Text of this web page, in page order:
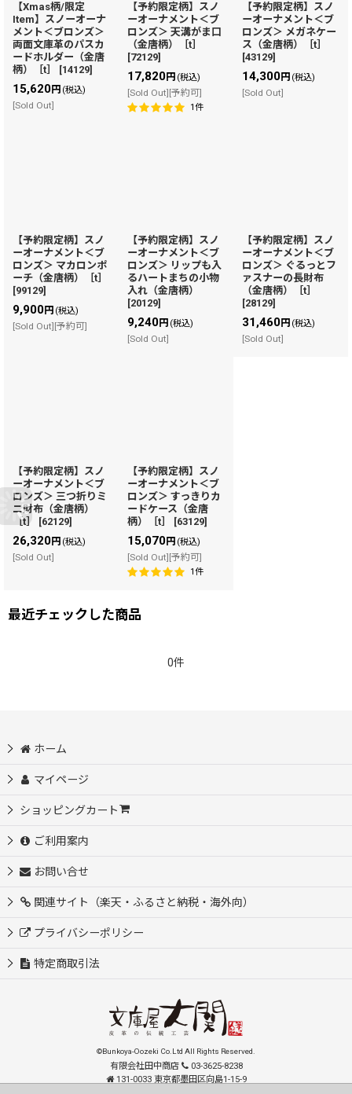
絞り込む
【Xmas柄/限定
Item】スノーオーナ
メント＜ブロンズ＞
両面文庫革のパスカ
ードホルダー（金唐
柄）［t］
[14129]
15,620円 (税込)
[Sold Out]
【予約限定柄】スノ
ーオーナメント＜ブ
ロンズ＞ 天溝がま口
（金唐柄）［t］
[72129]
17,820円 (税込)
[Sold Out][予約可]
1件
【予約限定柄】スノ
ーオーナメント＜ブ
ロンズ＞ メガネケー
ス（金唐柄）［t］
[43129]
14,300円 (税込)
[Sold Out]
【予約限定柄】スノ
ーオーナメント＜ブ
ロンズ＞ マカロンポ
ーチ（金唐柄）［t］
[99129]
9,900円 (税込)
[Sold Out][予約可]
【予約限定柄】スノ
ーオーナメント＜ブ
ロンズ＞ リップも入
るハートまちの小物
入れ（金唐柄）
[20129]
9,240円 (税込)
[Sold Out]
【予約限定柄】スノ
ーオーナメント＜ブ
ロンズ＞ ぐるっとフ
ァスナーの長財布
（金唐柄）［t］
[28129]
31,460円 (税込)
[Sold Out]
【予約限定柄】スノ
ーオーナメント＜ブ
ロンズ＞ 三つ折りミ
ニ財布（金唐柄）
［t］
[62129]
26,320円 (税込)
[Sold Out]
【予約限定柄】スノ
ーオーナメント＜ブ
ロンズ＞ すっきりカ
ードケース（金唐
柄）［t］
[63129]
15,070円 (税込)
[Sold Out][予約可]
1件
最近チェックした商品
0件
ホーム
マイページ
ショッピングカート
ご利用案内
お問い合せ
関連サイト（楽天・ふるさと納税・海外向）
プライバシーポリシー
特定商取引法
©Bunkoya-Oozeki Co.Ltd All Rights Reserved.
有限会社田中商店
03-3625-8238
131-0033 東京都墨田区向島1-15-9